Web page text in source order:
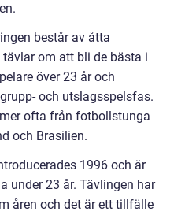
består av åtta
om att bli de bästa i
över 23 år och
och utslagsspelsfas.
ofta från fotbollstunga
och Brasilien.
1996 och är
under 23 år. Tävlingen har
åren och det är ett tillfälle